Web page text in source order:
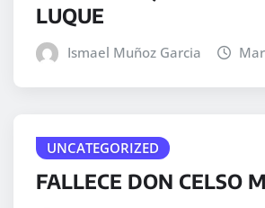
LUQUE
Ismael Muñoz Garcia
UNCATEGORIZED
FALLECE DON CELSO